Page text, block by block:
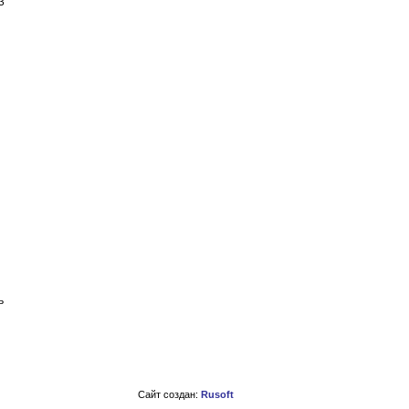
Сайт создан: Rusoft